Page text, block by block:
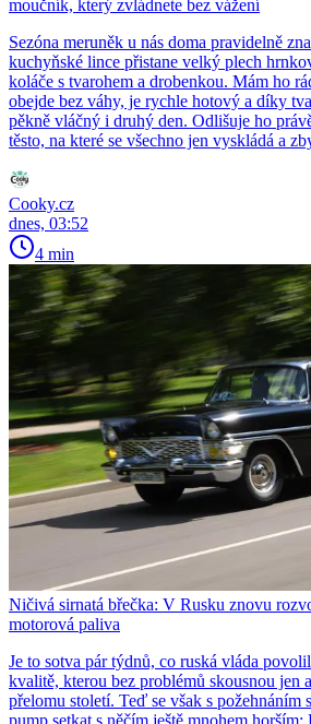
moučník, který zvládnete bez vážení
Sezóna meruněk u nás doma pravidelně
kuchyňské lince přistane velký plech
koláče s tvarohem a drobenkou. Mám ho
obejde bez váhy, je rychle hotový a díky
pěkně vláčný i druhý den. Odlišuje ho
těsto, na které se všechno jen vyskládá a
Cooky.cz
dnes, 03:52
4 min
Ničivá sirnatá břečka: V Rusku znovu
motorová paliva
Je to sotva pár týdnů, co ruská vláda
kvalitě, kterou bez problémů skousnou jen
přelomu století. Teď se však s požehnáním
pump setkat s něčím ještě mnohem